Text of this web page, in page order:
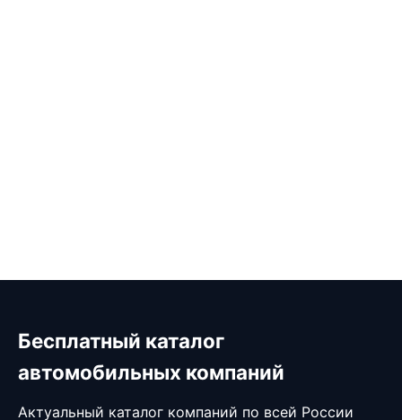
Бесплатный каталог
автомобильных компаний
Актуальный каталог компаний по всей России